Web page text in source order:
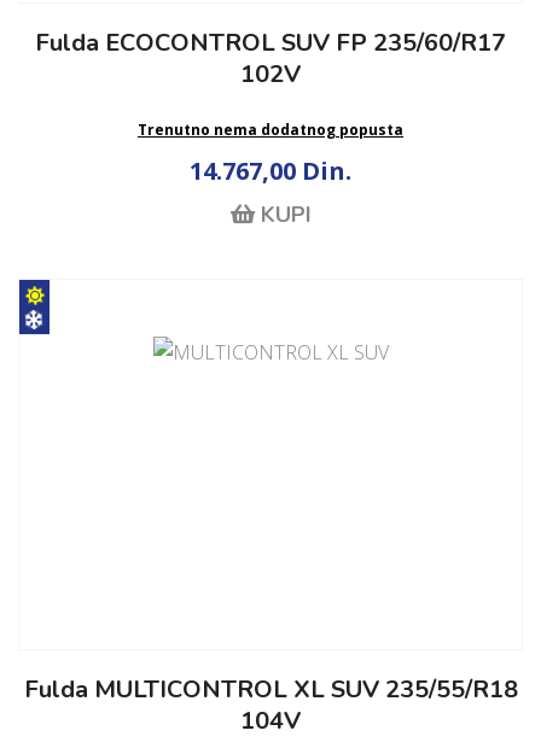
Fulda ECOCONTROL SUV FP 235/60/R17
102V
Trenutno nema dodatnog popusta
14.767,00 Din.
KUPI
Fulda MULTICONTROL XL SUV 235/55/R18
104V